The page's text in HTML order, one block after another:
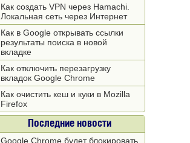
Как создать VPN через Hamachi.
Локальная сеть через Интернет
Как в Google открывать ссылки
результаты поиска в новой
вкладке
Как отключить перезагрузку
вкладок Google Chrome
Как очистить кеш и куки в Mozilla
Firefox
Последние новости
Google Chrome будет блокировать